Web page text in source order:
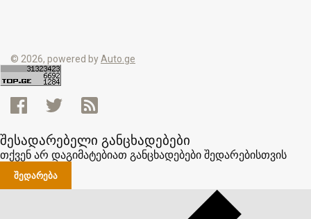
© 2026, powered byAuto.ge
შესადარებელი განცხადებები
თქვენ არ დაგიმატებიათ განცხადებები შედარებისთვის
ᲨᲔᲓᲐᲠᲔᲑᲐ